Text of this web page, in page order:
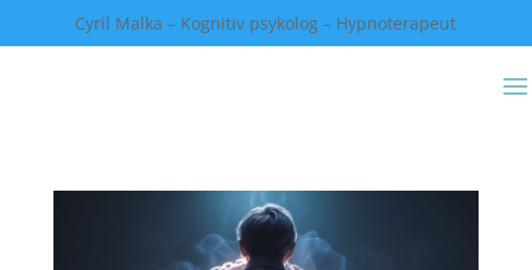
Cyril Malka – Kognitiv psykolog – Hypnoterapeut